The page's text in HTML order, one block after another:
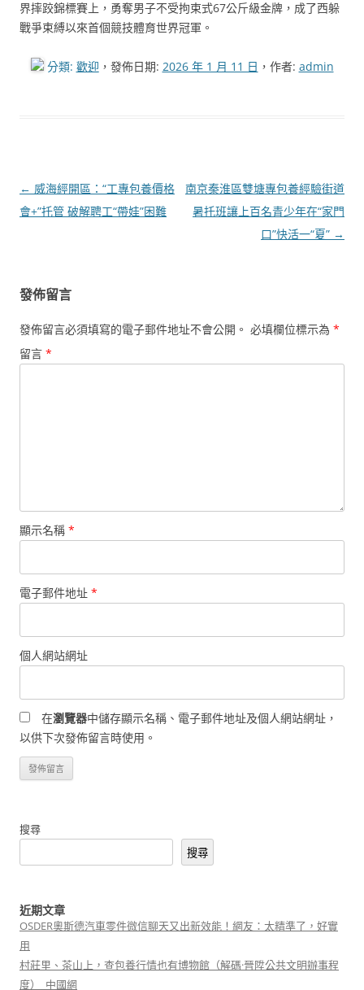
界摔跤錦標賽上，勇奪男子不受拘束式67公斤級金牌，成了西躲
戰爭束縛以來首個競技體育世界冠軍。
分類: 歡迎 ，發佈日期: 2026 年 1 月 11 日 ，作者: admin
文
章
← 威海經開區：“工專包養價格
會+”托管 破解聘工“帶娃”困難
南京秦淮區雙塘專包養經驗街道
暑托班讓上百名青少年在“家門
口”快活一“夏” →
發佈留言
發佈留言必須填寫的電子郵件地址不會公開。 必填欄位標示為 *
留言 *
顯示名稱 *
電子郵件地址 *
個人網站網址
在瀏覽器中儲存顯示名稱、電子郵件地址及個人網站網址，
以供下次發佈留言時使用。
搜尋
搜尋
近期文章
OSDER奧斯德汽車零件微信聊天又出新效能！網友：太精準了，好實
用
村莊里、茶山上，查包養行情也有博物館（解碼·晉陞公共文明辦事程
度）_中國網